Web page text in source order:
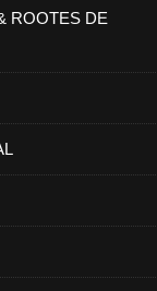
ROOTES DE